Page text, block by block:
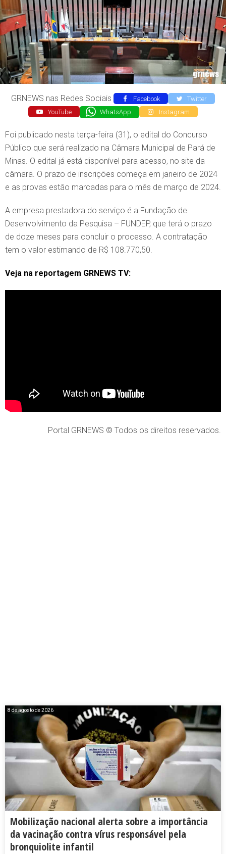
GRNEWS nas Redes Sociais Facebook
Twitter
YouTube
WhatsApp Instagram
Foi publicado nesta terça-feira (31), o edital do Concurso
Público que será realizado na Câmara Municipal de Pará de
Minas. O edital já está disponível para acesso, no site da
câmara. O prazo de inscrições começa em janeiro de 2024
e as provas estão marcadas para o mês de março de 2024.
A empresa prestadora do serviço é a Fundação de
Desenvolvimento da Pesquisa – FUNDEP, que terá o prazo
de doze meses para concluir o processo. A contratação
tem o valor estimando de R$ 108.770,50.
Veja na reportagem GRNEWS TV:
Portal GRNEWS © Todos os direitos reservados.
8 de agosto de 2026
Mobilização nacional alerta sobre a importância
da vacinação contra vírus responsável pela
bronquiolite infantil